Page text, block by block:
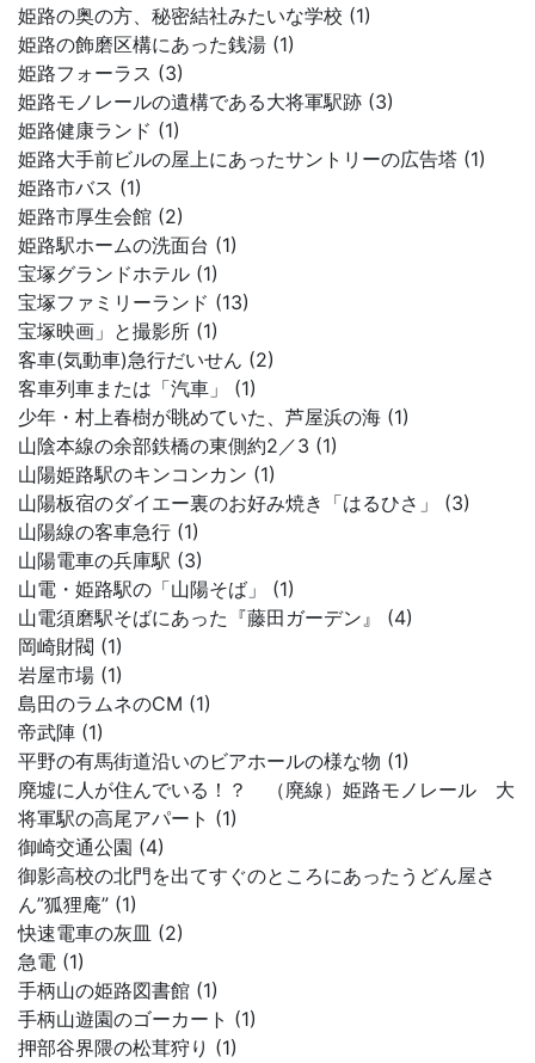
姫路の奥の方、秘密結社みたいな学校 (1)
姫路の飾磨区構にあった銭湯 (1)
姫路フォーラス (3)
姫路モノレールの遺構である大将軍駅跡 (3)
姫路健康ランド (1)
姫路大手前ビルの屋上にあったサントリーの広告塔 (1)
姫路市バス (1)
姫路市厚生会館 (2)
姫路駅ホームの洗面台 (1)
宝塚グランドホテル (1)
宝塚ファミリーランド (13)
宝塚映画」と撮影所 (1)
客車(気動車)急行だいせん (2)
客車列車または「汽車」 (1)
少年・村上春樹が眺めていた、芦屋浜の海 (1)
山陰本線の余部鉄橋の東側約2／3 (1)
山陽姫路駅のキンコンカン (1)
山陽板宿のダイエー裏のお好み焼き「はるひさ」 (3)
山陽線の客車急行 (1)
山陽電車の兵庫駅 (3)
山電・姫路駅の「山陽そば」 (1)
山電須磨駅そばにあった『藤田ガーデン』 (4)
岡崎財閥 (1)
岩屋市場 (1)
島田のラムネのCM (1)
帝武陣 (1)
平野の有馬街道沿いのビアホールの様な物 (1)
廃墟に人が住んでいる！？ （廃線）姫路モノレール 大
将軍駅の高尾アパート (1)
御崎交通公園 (4)
御影高校の北門を出てすぐのところにあったうどん屋さ
ん”狐狸庵” (1)
快速電車の灰皿 (2)
急電 (1)
手柄山の姫路図書館 (1)
手柄山遊園のゴーカート (1)
押部谷界隈の松茸狩り (1)